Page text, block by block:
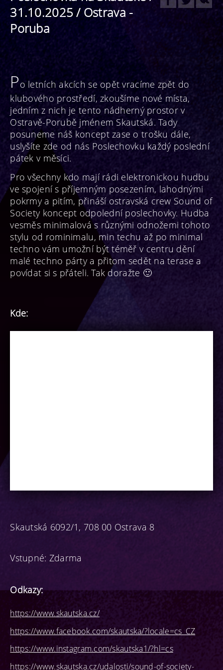
31.10.2025 / Ostrava -
Poruba
Po letních akcích se opět vracíme zpět do
klubového prostředí, zkoušíme nové místa,
jedním z nich je tento nádherný prostor v
Ostravě-Porubě jménem Skautská. Tady
posuneme náš koncept zase o trošku dále,
uslyšíte zde od nás Poslechovku každý poslední
pátek v měsíci.
Pro všechny kdo mají rádi elektronickou hudbu
ve spojení s příjemným posezením, lahodnými
pokrmy a pitím, přináší ostravská crew Sound of
Society koncept odpolední poslechovky. Hudba
vesměs minimalová s různými odnožemi tohoto
stylu od rominimalu, min techu až po minimal
techno vám umožní být téměř v centru dění
malé techno párty a přitom sedět na terase a
povídat si s přáteli. Tak doražte 🙂
Kde:
Skautská 6092/1, 708 00 Ostrava 8
Vstupné: Zdarma
Odkazy:
https://www.skautska.cz/
https://www.facebook.com/skautska/?locale=cs_CZ
https://www.instagram.com/skautska1/?hl=cs
https://www.skautska.cz/udalosti/sound-of-society-